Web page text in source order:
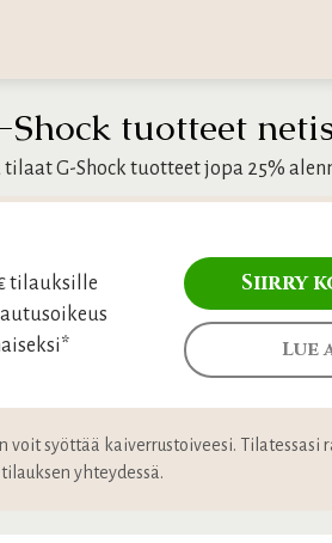
tuotteet
G-Shock tuotteet jopa 25%
tilauksille
Siirry
Lue
syöttää kaiverrustoiveesi. Tilatessasi
yhteydessä.